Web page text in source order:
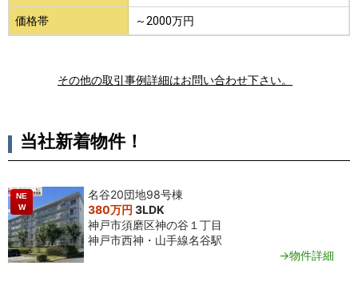
価格帯 ～2000万円
その他の取引事例詳細はお問い合わせ下さい。
当社新着物件！
NE
W
名谷20団地98号棟
380万円 3LDK
神戸市須磨区神の谷１丁目
神戸市西神・山手線名谷駅
→物件詳細